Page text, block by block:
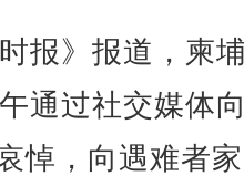
》报道，柬
通过社交媒体
悼，向遇难者